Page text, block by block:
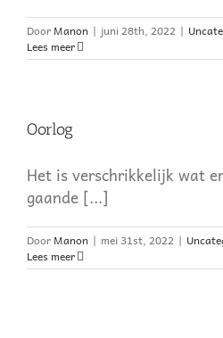
Door Manon | juni 28th, 2022 |
Lees meer
Oorlog
Het is verschrikkelijk wat
gaande [...]
Door Manon | mei 31st, 2022 |
Lees meer